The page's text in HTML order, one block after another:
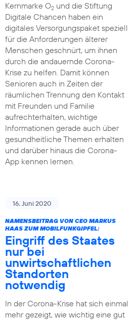
Kernmarke O2und die Stiftung
Digitale Chancen haben ein
digitales Versorgungspaket speziell
für die Anforderungen älterer
Menschen geschnürt, um ihnen
durch die andauernde Corona-
Krise zu helfen. Damit können
Senioren auch in Zeiten der
räumlichen Trennung den Kontakt
mit Freunden und Familie
aufrechterhalten, wichtige
Informationen gerade auch über
gesundheitliche Themen erhalten
und darüber hinaus die Corona-
App kennen lernen.
16. Juni 2020
NAMENSBEITRAG VON CEO MARKUS
HAAS ZUM MOBILFUNKGIPFEL:
Eingriff des Staates
nur bei
unwirtschaftlichen
Standorten
notwendig
In der Corona-Krise hat sich einmal
mehr gezeigt, wie wichtig eine gut